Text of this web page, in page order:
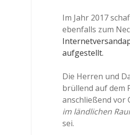
Im Jahr 2017
ebenfalls zum
aufgestellt.
Die Herren und
brüllend auf dem
anschließend vor
im ländlichen
sei.